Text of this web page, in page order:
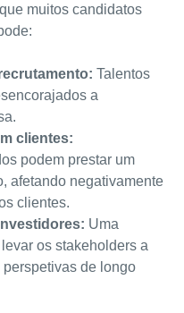
muitos candidatos
Talentos
a
clientes:
podem prestar um
afetando negativamente
clientes.
Uma
os stakeholders a
de longo